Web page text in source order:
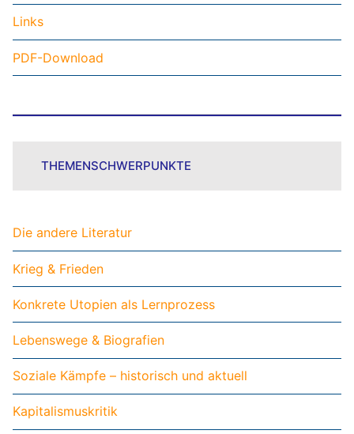
Links
PDF-Download
THEMENSCHWERPUNKTE
Die andere Literatur
Krieg & Frieden
Konkrete Utopien als Lernprozess
Lebenswege & Biografien
Soziale Kämpfe – historisch und aktuell
Kapitalismuskritik